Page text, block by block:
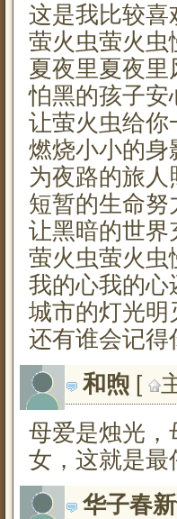
这是我比较喜
萤火虫萤火虫
夏夜里夏夜里
怕黑的孩子安
让萤火虫给你
燃烧小小的身
为夜路的旅人
短暂的生命努
让黑暗的世界
萤火虫萤火虫
我的心我的心
城市的灯光明
还有谁会记得
和煦 [
母爱是烛光，
女，这就是最
华子春